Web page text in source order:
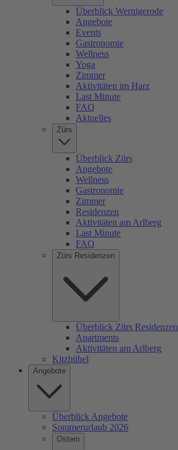
Überblick Wernigerode
Angebote
Events
Gastronomie
Wellness
Yoga
Zimmer
Aktivitäten im Harz
Last Minute
FAQ
Aktuelles
Zürs
Überblick Zürs
Angebote
Wellness
Gastronomie
Zimmer
Residenzen
Aktivitäten am Arlberg
Last Minute
FAQ
Zürs Residenzen
Überblick Zürs Residenzen
Apartments
Aktivitäten am Arlberg
Kitzbühel
Angebote
Überblick Angebote
Sommerurlaub 2026
Ostern